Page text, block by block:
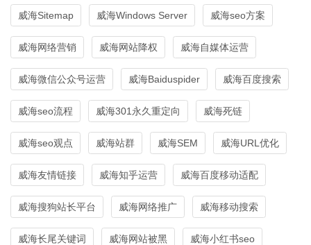
威海Sitemap 威海Windows Server 威海seo方案
威海网络营销 威海网站降权 威海自媒体运营
威海微信公众号运营 威海Baiduspider 威海百度搜索
威海seo流程 威海301永久重定向 威海死链
威海seo观点 威海站群 威海SEM 威海URL优化
威海友情链接 威海知乎运营 威海百度移动适配
威海搜狗站长平台 威海网络推广 威海移动搜索
威海长尾关键词 威海网站被黑 威海小红书seo